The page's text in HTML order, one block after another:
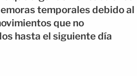
temporales debido al
que no
hasta el siguiente día